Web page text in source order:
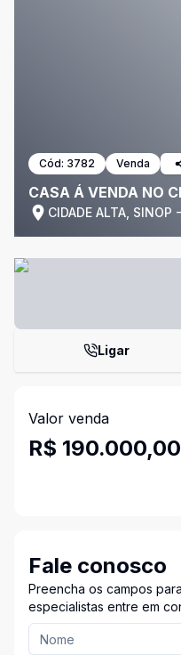
Cód: 3782 Venda
CASA Á VENDA NO
CIDADE ALTA, SINOP
Ligar
Valor venda
R$ 190.000,00
Fale conosco
Preencha os campos
especialistas entre em